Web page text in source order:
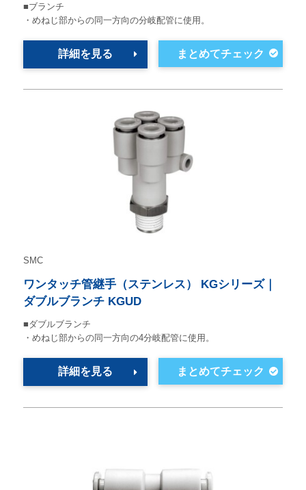
■ブランチ
・めねじ部からの同一方向の分岐配管に使用。
詳細を見る
SMC
ワンタッチ管継手（ステンレス） KGシリーズ｜
ダブルブランチ KGUD
■ダブルブランチ
・めねじ部からの同一方向の4分岐配管に使用。
詳細を見る